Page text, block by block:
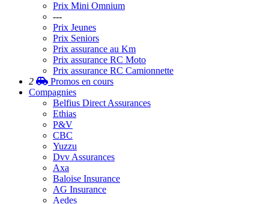
Prix Mini Omnium
---
Prix Jeunes
Prix Seniors
Prix assurance au Km
Prix assurance RC Moto
Prix assurance RC Camionnette
2
Promos en cours
Compagnies
Belfius Direct Assurances
Ethias
P&V
CBC
Yuzzu
Dvv Assurances
Axa
Baloise Insurance
AG Insurance
Aedes